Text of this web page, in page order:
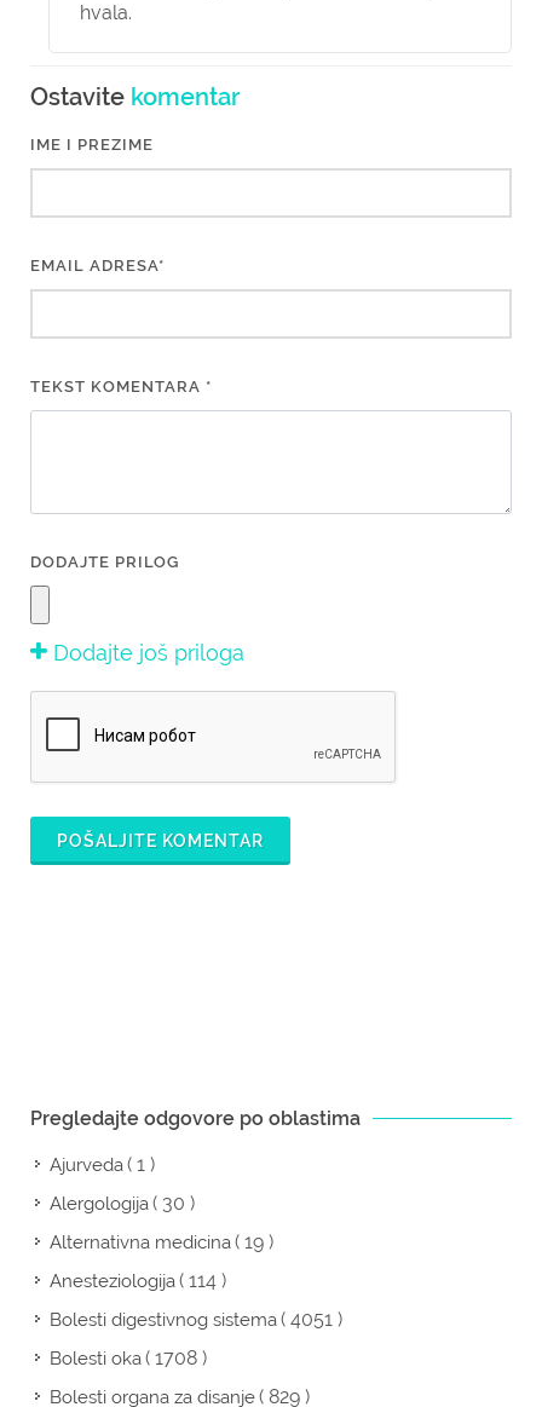
hvala.
Ostavite komentar
IME I PREZIME
EMAIL ADRESA*
TEKST KOMENTARA *
DODAJTE PRILOG
Dodajte još priloga
POŠALJITE KOMENTAR
Pregledajte odgovore po oblastima
Ajurveda( 1 )
Alergologija( 30 )
Alternativna medicina( 19 )
Anesteziologija( 114 )
Bolesti digestivnog sistema( 4051 )
Bolesti oka( 1708 )
Bolesti organa za disanje( 829 )